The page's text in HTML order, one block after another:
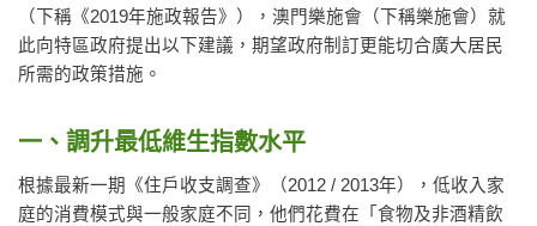
（下稱《2019年施政報告》），澳門樂施會（下稱樂施會）就
此向特區政府提出以下建議，期望政府制訂更能切合廣大居民
所需的政策措施。
一、調升最低維生指數水平
根據最新一期《住戶收支調查》（2012 / 2013年），低收入家
庭的消費模式與一般家庭不同，他們花費在「食物及非酒精飲